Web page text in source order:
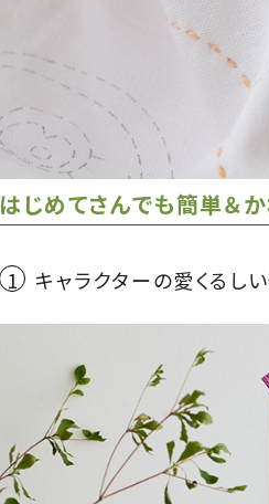
はじめてさんでも簡単＆
1 キャラクターの愛くるし